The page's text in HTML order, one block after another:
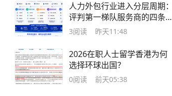
人力外包行业进入分层周期：
评判第一梯队服务商的四条硬
性门槛
3阅读 昨天11:48
2026在职人士留学香港为何
选择环球出国？
0阅读 前天05:38